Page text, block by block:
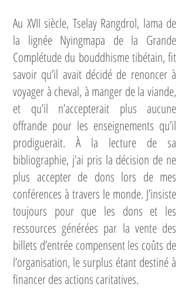
Au XVII siècle, Tselay Rangdrol, lama de
la lignée Nyingmapa de la Grande
Complétude du bouddhisme tibétain, fit
savoir qu’il avait décidé de renoncer à
voyager à cheval, à manger de la viande,
et qu’il n’accepterait plus aucune
offrande pour les enseignements qu’il
prodiguerait. À la lecture de sa
bibliographie, j’ai pris la décision de ne
plus accepter de dons lors de mes
conférences à travers le monde. J’insiste
toujours pour que les dons et les
ressources générées par la vente des
billets d’entrée compensent les coûts de
l’organisation, le surplus étant destiné à
financer des actions caritatives.